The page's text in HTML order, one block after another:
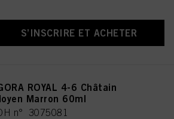
S’INSCRIRE ET ACHETER
ROYAL 4-6 Châtain
Marron 60ml
n° 3075081